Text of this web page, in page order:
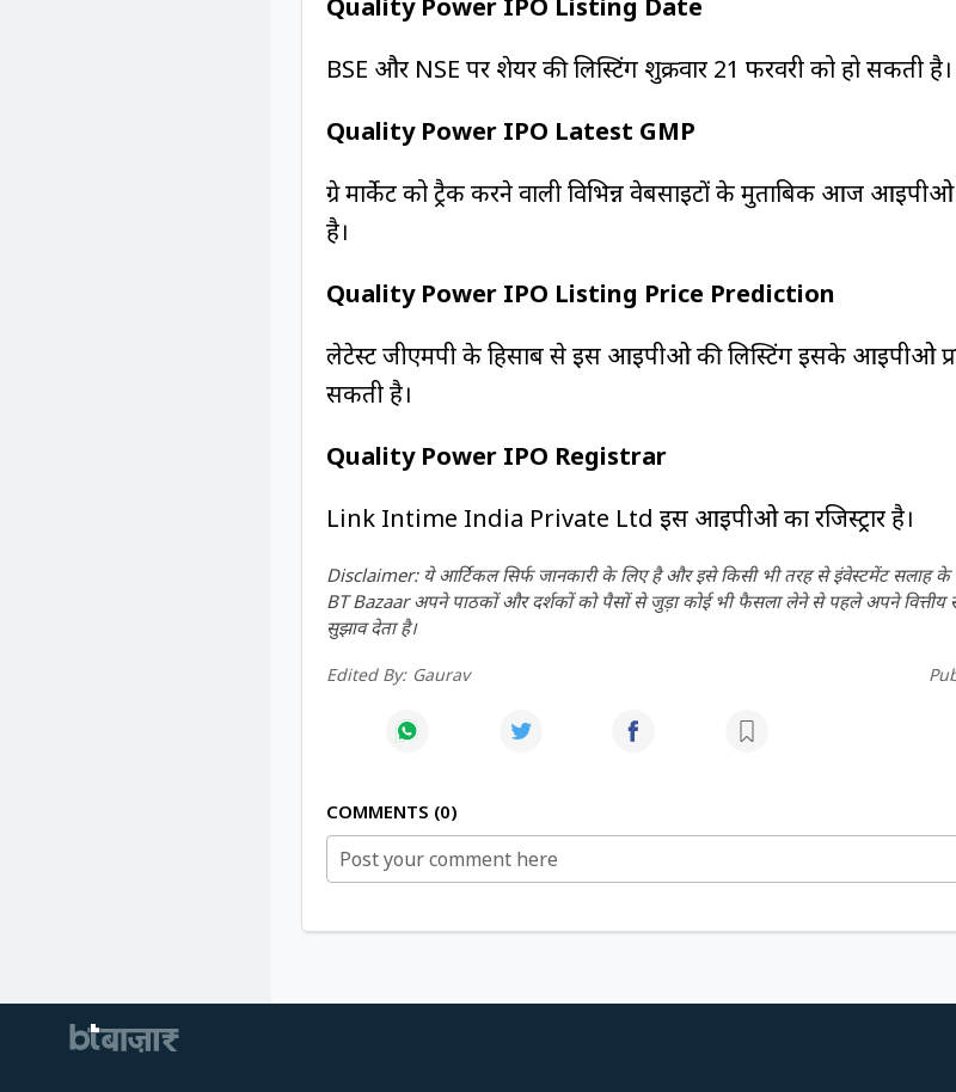
BSE और NSE पर शेयर की लिस्टिंग शुक्रवार 21 फरवरी को हो सकती है।
Quality Power IPO Latest GMP
ग्रे मार्केट को ट्रैक करने वाली विभिन्न वेबसाइटों के मुताबिक आज
है।
Quality Power IPO Listing Price Prediction
लेटेस्ट जीएमपी के हिसाब से इस आईपीओ की लिस्टिंग इसके आईपीओ
सकती है।
Quality Power IPO Registrar
Link Intime India Private Ltd इस आईपीओ का रजिस्ट्रार है।
Disclaimer: ये आर्टिकल सिर्फ जानकारी के लिए है और इसे किसी भी तरह से इंवेस्टमेंट सलाह के
BT Bazaar अपने पाठकों और दर्शकों को पैसों से जुड़ा कोई भी फैसला लेने से पहले अपने वित्तीय
सुझाव देता है।
Edited By: Gaurav
COMMENTS 0